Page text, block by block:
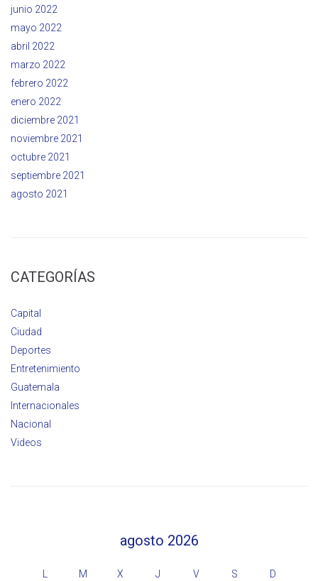
junio 2022
mayo 2022
abril 2022
marzo 2022
febrero 2022
enero 2022
diciembre 2021
noviembre 2021
octubre 2021
septiembre 2021
agosto 2021
CATEGORÍAS
Capital
Ciudad
Deportes
Entretenimiento
Guatemala
Internacionales
Nacional
Videos
agosto 2026
L M X J V S D